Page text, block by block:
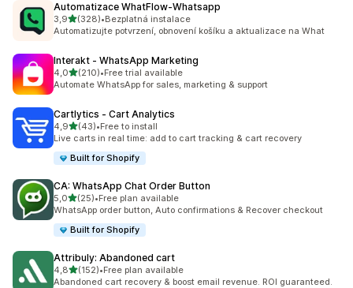
Automatizace WhatFlow‑Whatsapp
3,9z 5 hvězd
(328)
Celkový počet recenzí: 328
•Bezplatná instalace
Automatizujte potvrzení, obnovení košíku a aktualizace na What
Interakt ‑ WhatsApp Marketing
4,0z 5 hvězd
(210)
Celkový počet recenzí: 210
•Free trial available
Automate WhatsApp for sales, marketing & support
Cartlytics ‑ Cart Analytics
4,9z 5 hvězd
(43)
Celkový počet recenzí: 43
•Free to install
Live carts in real time: add to cart tracking & cart recovery
Built for Shopify
CA: WhatsApp Chat Order Button
5,0z 5 hvězd
(25)
Celkový počet recenzí: 25
•Free plan available
WhatsApp order button, Auto confirmations & Recover checkout
Built for Shopify
Attribuly: Abandoned cart
4,8z 5 hvězd
(152)
Celkový počet recenzí: 152
•Free plan available
Abandoned cart recovery & boost email revenue. ROI guaranteed.